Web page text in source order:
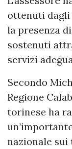
ottenuti
la presenza
sostenuti
servizi
Secondo
Regione
torinese ha
nazionale sui